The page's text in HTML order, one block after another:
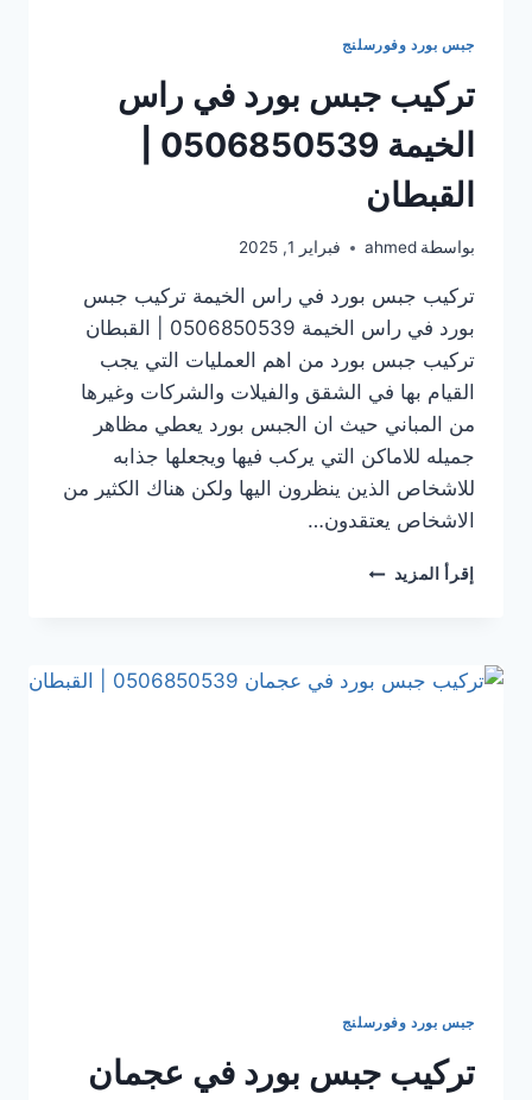
جبس بورد وفورسلنج
تركيب جبس بورد في راس
القبطان
بواسطة ahmed فبراير 1, 2025
تركيب جبس بورد في راس الخيمة تركيب جبس
بورد في راس الخيمة 0506850539 | القبطان
تركيب جبس بورد من اهم العمليات التي يجب
القيام بها في الشقق والفيلات والشركات وغيرها
من المباني حيث ان الجبس بورد يعطي مظاهر
جميله للاماكن التي يركب فيها ويجعلها جذابه
للاشخاص الذين ينظرون اليها ولكن هناك الكثير من
الاشخاص يعتقدون…
إقرأ المزيد تركيب
0506850539
جبس بورد وفورسلنج
تركيب جبس بورد في عجمان